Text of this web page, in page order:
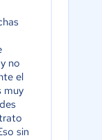
no
el
muy
sin